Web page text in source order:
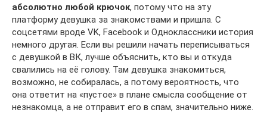
абсолютно любой крючок, потому что на эту
платформу девушка за знакомствами и пришла. С
соцсетями вроде VK, Facebook и Одноклассники история
немного другая. Если вы решили начать переписываться
с девушкой в ВК, лучше объяснить, кто вы и откуда
свалились на её голову. Там девушка знакомиться,
возможно, не собиралась, а потому вероятность, что
она ответит на «пустое» в плане смысла сообщение от
незнакомца, а не отправит его в спам, значительно ниже.